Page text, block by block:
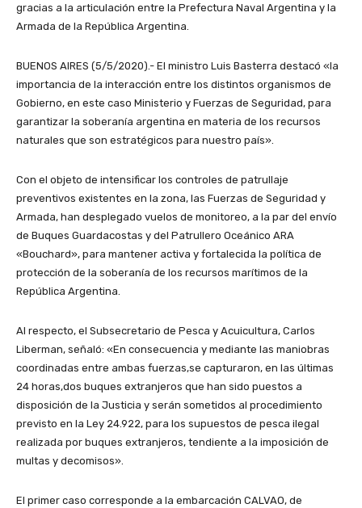
gracias a la articulación entre la Prefectura Naval Argentina y la
Armada de la República Argentina.
BUENOS AIRES (5/5/2020).- El ministro Luis Basterra destacó «la
importancia de la interacción entre los distintos organismos de
Gobierno, en este caso Ministerio y Fuerzas de Seguridad, para
garantizar la soberanía argentina en materia de los recursos
naturales que son estratégicos para nuestro país».
Con el objeto de intensificar los controles de patrullaje
preventivos existentes en la zona, las Fuerzas de Seguridad y
Armada, han desplegado vuelos de monitoreo, a la par del envío
de Buques Guardacostas y del Patrullero Oceánico ARA
«Bouchard», para mantener activa y fortalecida la política de
protección de la soberanía de los recursos marítimos de la
República Argentina.
Al respecto, el Subsecretario de Pesca y Acuicultura, Carlos
Liberman, señaló: «En consecuencia y mediante las maniobras
coordinadas entre ambas fuerzas,se capturaron, en las últimas
24 horas,dos buques extranjeros que han sido puestos a
disposición de la Justicia y serán sometidos al procedimiento
previsto en la Ley 24.922, para los supuestos de pesca ilegal
realizada por buques extranjeros, tendiente a la imposición de
multas y decomisos».
El primer caso corresponde a la embarcación CALVAO, de